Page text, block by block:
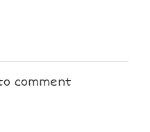
comment